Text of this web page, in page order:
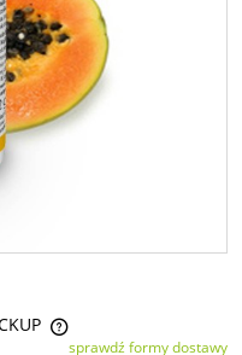
płatnościsprawdź formy dostawy